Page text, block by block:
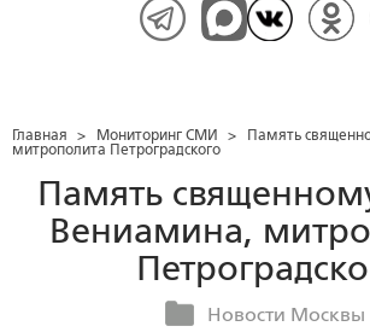
Главная > Мониторинг СМИ >
Память
митрополита Петроградского
Память
Вениамина,
Новости Москвы